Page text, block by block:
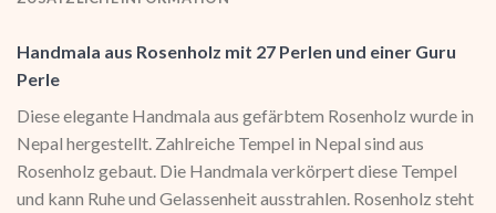
Handmala aus Rosenholz mit 27 Perlen und einer Guru
Perle
Diese elegante Handmala aus gefärbtem Rosenholz wurde in
Nepal hergestellt. Zahlreiche Tempel in Nepal sind aus
Rosenholz gebaut. Die Handmala verkörpert diese Tempel
und kann Ruhe und Gelassenheit ausstrahlen. Rosenholz steht